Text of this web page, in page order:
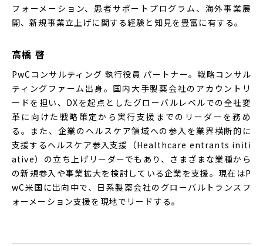
フォーメーション、患者サポートプログラム、海外事業展
開、新規事業立上げに関する経験と知見を豊富に有する。
高橋 啓
PwCコンサルティング 執行役員 パートナー。戦略コンサル
ティングファーム出身。国内大手製薬会社のアカウントリ
ードを担い、DXを起点としたグローバルレベルでの全社変
革に向けた戦略策定から実行支援までのリーダーを務め
る。また、企業のヘルスケア領域への参入を業界横断的に
支援するヘルスケア参入支援（Healthcare entrants initi
ative）の立ち上げリーダーでもあり、さまざまな業種から
の新規参入や事業拡大を検討している企業を支援。現在はP
wC米国に出向中で、日系製薬会社のグローバルトランスフ
ォーメーション支援を現地でリードする。